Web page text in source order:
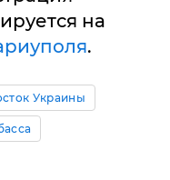
на
.
Украины